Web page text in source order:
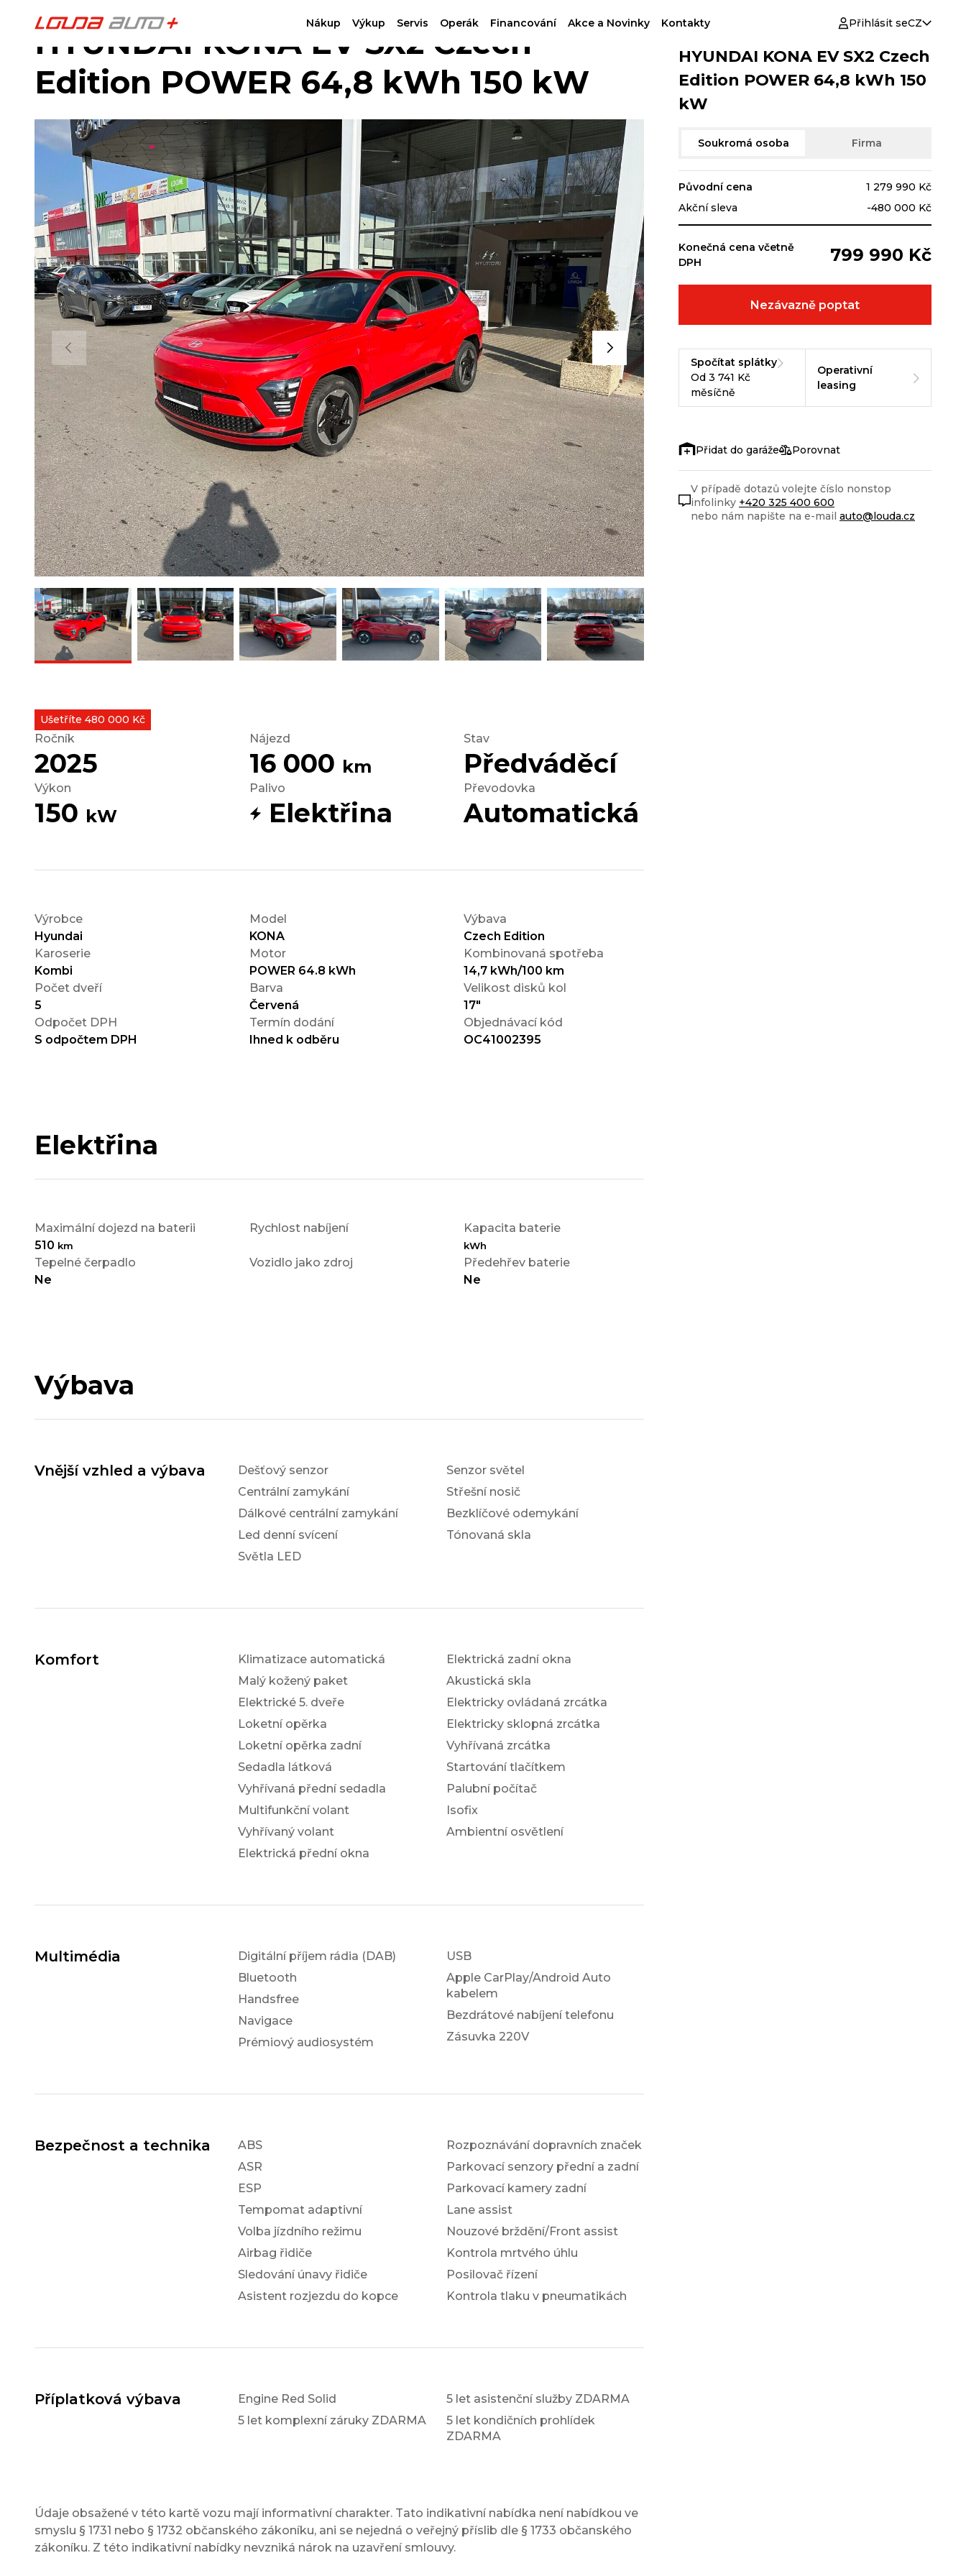
Nákup Výkup Servis Operák Financování Akce a Novinky Kontakty Přihlásit seCZ
HYUNDAI KONA EV SX2 Czech
Edition POWER 64,8 kWh 150 kW
Ušetříte 480 000 Kč
Ročník
2025
Nájezd
16 000 km
Stav
Předváděcí
Výkon
150 kW
Palivo
Elektřina
Převodovka
Automatická
Výrobce
Hyundai
Model
KONA
Výbava
Czech Edition
Karoserie
Kombi
Motor
POWER 64.8 kWh
Kombinovaná spotřeba
14,7 kWh/100 km
Počet dveří
5
Barva
Červená
Velikost disků kol
17"
Odpočet DPH
S odpočtem DPH
Termín dodání
Ihned k odběru
Objednávací kód
OC41002395
Elektřina
Maximální dojezd na baterii
510 km
Rychlost nabíjení Kapacita baterie
kWh
Tepelné čerpadlo
Ne
Vozidlo jako zdroj
Předehřev baterie
Ne
Výbava
Vnější vzhled a výbava
Dešťový senzor
Centrální zamykání
Dálkové centrální zamykání
Led denní svícení
Světla LED
Senzor světel
Střešní nosič
Bezklíčové odemykání
Tónovaná skla
Komfort
Klimatizace automatická
Malý kožený paket
Elektrické 5. dveře
Loketní opěrka
Loketní opěrka zadní
Sedadla látková
Vyhřívaná přední sedadla
Multifunkční volant
Vyhřívaný volant
Elektrická přední okna
Elektrická zadní okna
Akustická skla
Elektricky ovládaná zrcátka
Elektricky sklopná zrcátka
Vyhřívaná zrcátka
Startování tlačítkem
Palubní počítač
Isofix
Ambientní osvětlení
Multimédia
Digitální příjem rádia (DAB)
Bluetooth
Handsfree
Navigace
Prémiový audiosystém
USB
Apple CarPlay/Android Auto
kabelem
Bezdrátové nabíjení telefonu
Zásuvka 220V
Bezpečnost a technika
ABS
ASR
ESP
Tempomat adaptivní
Volba jízdního režimu
Airbag řidiče
Sledování únavy řidiče
Asistent rozjezdu do kopce
Rozpoznávání dopravních značek
Parkovací senzory přední a zadní
Parkovací kamery zadní
Lane assist
Nouzové brždění/Front assist
Kontrola mrtvého úhlu
Posilovač řízení
Kontrola tlaku v pneumatikách
Příplatková výbava
Engine Red Solid
5 let komplexní záruky ZDARMA
5 let asistenční služby ZDARMA
5 let kondičních prohlídek
ZDARMA
Údaje obsažené v této kartě vozu mají informativní charakter. Tato indikativní nabídka není nabídkou ve
smyslu § 1731 nebo § 1732 občanského zákoníku, ani se nejedná o veřejný příslib dle § 1733 občanského
zákoníku. Z této indikativní nabídky nevzniká nárok na uzavření smlouvy.
HYUNDAI KONA EV SX2 Czech
Edition POWER 64,8 kWh 150
kW
Soukromá osoba Firma
Původní cena
1 279 990 Kč
Akční sleva
-480 000 Kč
Konečná cena včetně
DPH
799 990 Kč
Nezávazně poptat
Spočítat splátky
Od 3 741 Kč
měsíčně
Operativní
leasing
Porovnat
V případě dotazů volejte číslo nonstop
infolinky +420 325 400 600
nebo nám napište na e-mail auto@louda.cz